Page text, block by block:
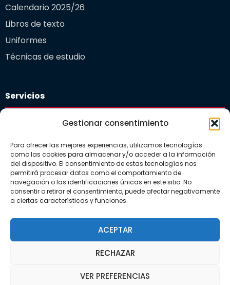
Gestionar consentimiento
Para ofrecer las mejores experiencias, utilizamos tecnologías
como las cookies para almacenar y/o acceder a la información
del dispositivo. El consentimiento de estas tecnologías nos
permitirá procesar datos como el comportamiento de
navegación o las identificaciones únicas en este sitio. No
consentir o retirar el consentimiento, puede afectar negativamente
a ciertas características y funciones.
ACEPTAR
RECHAZAR
VER PREFERENCIAS
Calendario 2025/26
Libros de texto
Uniformes
Técnicas de estudio
Servicios
Plataforma educativa
Comedor Escolar
Guardería
Actualidad